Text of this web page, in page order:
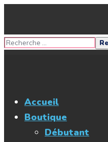
Accueil
Boutique
Débutant